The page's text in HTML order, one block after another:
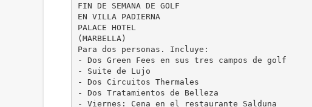
FIN DE SEMANA DE GOLF
EN VILLA PADIERNA
PALACE HOTEL
(MARBELLA)
Para dos personas. Incluye:
- Dos Green Fees en sus tres campos de golf
- Suite de Lujo
- Dos Circuitos Thermales
- Dos Tratamientos de Belleza
- Viernes: Cena en el restaurante Salduna